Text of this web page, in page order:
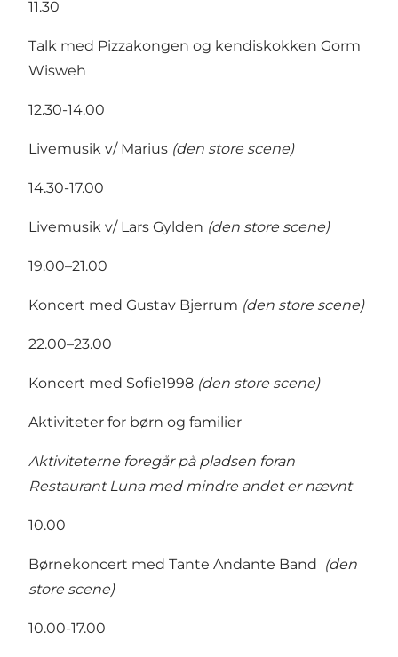
11.30
Talk med Pizzakongen og kendiskokken Gorm
Wisweh
12.30-14.00
Livemusik v/ Marius (den store scene)
14.30-17.00
Livemusik v/ Lars Gylden (den store scene)
19.00–21.00
Koncert med Gustav Bjerrum (den store scene)
22.00–23.00
Koncert med Sofie1998 (den store scene)
Aktiviteter for børn og familier
Aktiviteterne foregår på pladsen foran
Restaurant Luna med mindre andet er nævnt
10.00
Børnekoncert med Tante Andante Band (den
store scene)
10.00-17.00